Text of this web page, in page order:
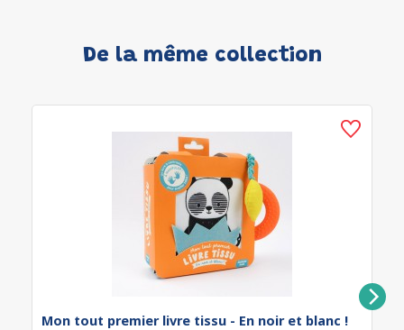
De la même collection
Mon tout premier livre tissu - En noir et blanc !